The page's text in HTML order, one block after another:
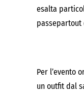
esalta
passepartout
Per l’evento
un outfit dal